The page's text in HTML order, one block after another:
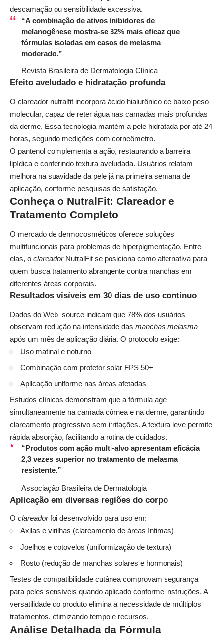
descamação ou sensibilidade excessiva.
“A combinação de ativos inibidores de
melanogênese mostra-se 32% mais eficaz que
fórmulas isoladas em casos de melasma
moderado.”
Revista Brasileira de Dermatologia Clínica
Efeito aveludado e hidratação profunda
O clareador nutralfit incorpora ácido hialurônico de baixo peso
molecular, capaz de reter água nas camadas mais profundas
da derme. Essa tecnologia mantém a pele hidratada por até 24
horas, segundo medições com corneômetro.
O pantenol complementa a ação, restaurando a barreira
lipídica e conferindo textura aveludada. Usuários relatam
melhora na suavidade da pele já na primeira semana de
aplicação, conforme pesquisas de satisfação.
Conheça o NutralFit: Clareador e
Tratamento Completo
O mercado de dermocosméticos oferece soluções
multifuncionais para problemas de hiperpigmentação. Entre
elas, o clareadorNutralFit se posiciona como alternativa para
quem busca tratamento abrangente contra manchas em
diferentes áreas corporais.
Resultados visíveis em 30 dias de uso contínuo
Dados do Web_source indicam que 78% dos usuários
observam redução na intensidade das manchas melasma
após um mês de aplicação diária. O protocolo exige:
Uso matinal e noturno
Combinação com protetor solar FPS 50+
Aplicação uniforme nas áreas afetadas
Estudos clínicos demonstram que a fórmula age
simultaneamente na camada córnea e na derme, garantindo
clareamento progressivo sem irritações. A textura leve permite
rápida absorção, facilitando a rotina de cuidados.
“Produtos com ação multi-alvo apresentam eficácia
2,3 vezes superior no tratamento de melasma
resistente.”
Associação Brasileira de Dermatologia
Aplicação em diversas regiões do corpo
O clareadorfoi desenvolvido para uso em:
Axilas e virilhas (clareamento de áreas íntimas)
Joelhos e cotovelos (uniformização de textura)
Rosto (redução de manchas solares e hormonais)
Testes de compatibilidade cutânea comprovam segurança
para peles sensíveis quando aplicado conforme instruções. A
versatilidade do produto elimina a necessidade de múltiplos
tratamentos, otimizando tempo e recursos.
Análise Detalhada da Fórmula